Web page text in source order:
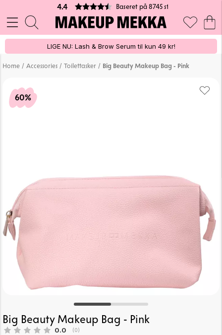
4.4 Baseret på 8745 stemmer
LIGE NU: Lash & Brow Serum til kun 49 kr!
Home / Accessories / Toilettasker / Big Beauty Makeup Bag - Pink
60%
Big Beauty Makeup Bag - Pink
Gennemsnitlig vurdering:
0.0 (stemmer:
0)